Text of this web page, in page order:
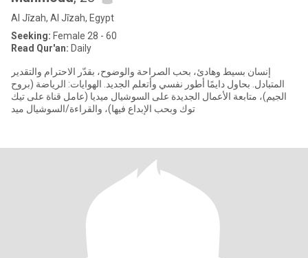
Al Jīzah, Al Jīzah, Egypt
Seeking: Female 28 - 60
Read Qur'an: Daily
إنسان بسيط وهادئ، بحب الصراحة والوضوح، بقدّر الاحترام والتقدير
المتبادل. بحاول دايمًا أطور نفسي وأتعلم الجديد. الهوايات: الرياضة (بروح
الجيم)، متابعة الأعمال الجديدة على السوشيال ميديا (عامل قناة على تيك
توك وبحب الإبداع فيها)، والقراءة/السوشيال ميد